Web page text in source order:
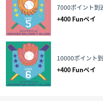
7000ポイント到
+400 Funペイ
10000ポイント到
+400 Funペイ